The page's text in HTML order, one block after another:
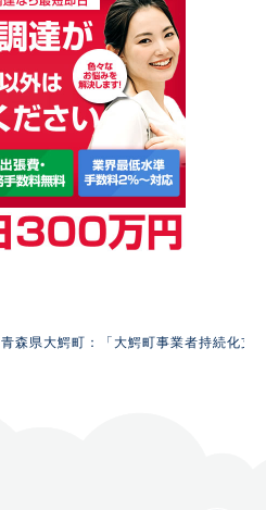
青森県大鰐町：「大鰐町事業者持続化支